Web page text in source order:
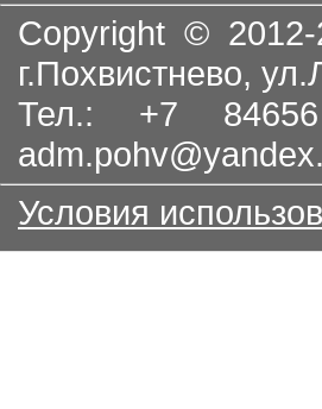
Copyright © 2012-
г.Похвистнево,
Тел.: +7
Условия